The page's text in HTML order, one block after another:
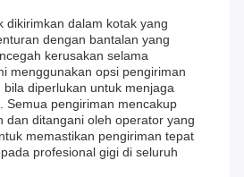
dikirimkan dalam kotak yang
dengan bantalan yang
kerusakan selama
menggunakan opsi pengiriman
diperlukan untuk menjaga
Semua pengiriman mencakup
dan ditangani oleh operator yang
memastikan pengiriman tepat
profesional gigi di seluruh